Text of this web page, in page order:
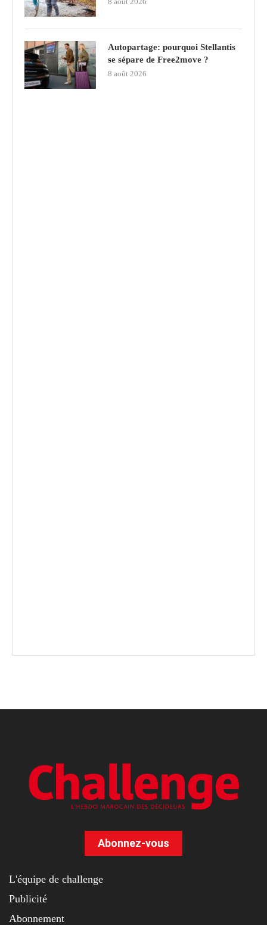
Autopartage: pourquoi Stellantis
se sépare de Free2move ?
8 août 2026
Abonnez-vous
L'équipe de challenge
Publicité
Abonnement